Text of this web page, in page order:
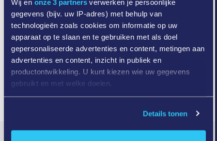
Wij en onze 3 partnersverwerken je persoonlijke
gegevens (bijv. uw IP-adres) met behulp van
technologieën zoals cookies om informatie op uw
apparaat op te slaan en te gebruiken met als doel
gepersonaliseerde advertenties en content, metingen aan
advertenties en content, inzicht in publiek en
productontwikkeling. U kunt kiezen wie uw gegevens
gebruikt en met welke doelen.
locatie, die tot een paar meter nauwkeurig kan zijn
Details tonen
Contacteer ons